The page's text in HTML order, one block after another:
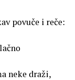
povuče i reče:
neke draži,